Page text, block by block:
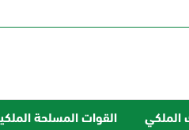
الملكي القوات المسلحة